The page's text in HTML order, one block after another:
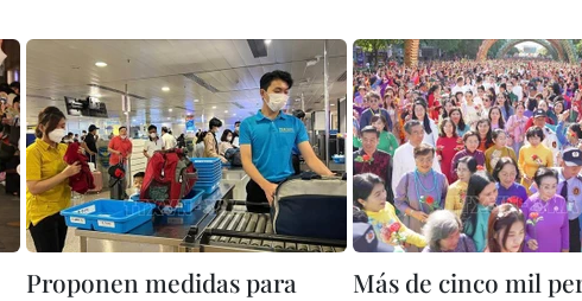
Proponen medidas para
Más de cinco mil